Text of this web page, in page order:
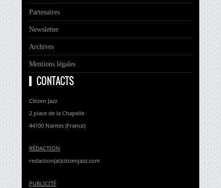
Partenaires
Newsletter
Archives
Mentions légales
CONTACTS
Citizen Jazz
2 place de la Chapelle
44100 Nantes (France)
RÉDACTION
redaction(at)citizenjazz.com
PUBLICITÉ